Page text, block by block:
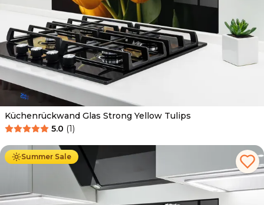
Küchenrückwand Glas Strong Yellow Tulips
5.0 (1)
Summer Sale
Ab 69.90 € 34.90